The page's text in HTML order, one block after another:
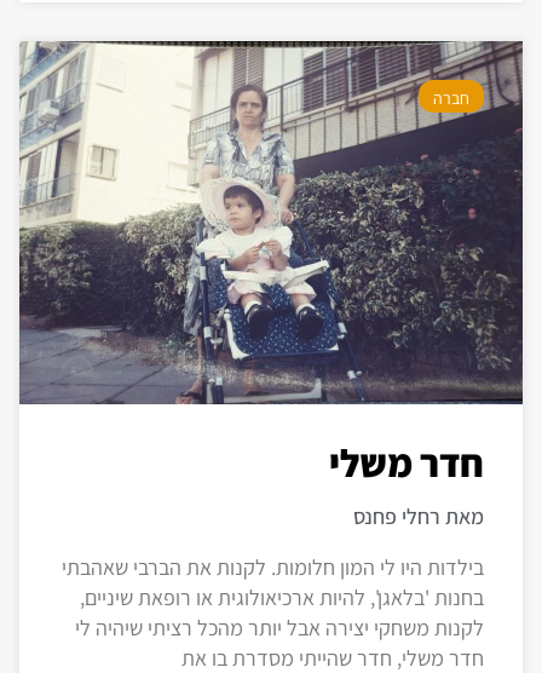
חברה
חדר משלי
מאת רחלי פחנס
בילדות היו לי המון חלומות. לקנות את הברבי שאהבתי
בחנות 'בלאגן', להיות ארכיאולוגית או רופאת שיניים,
לקנות משחקי יצירה אבל יותר מהכל רציתי שיהיה לי
חדר משלי, חדר שהייתי מסדרת בו את